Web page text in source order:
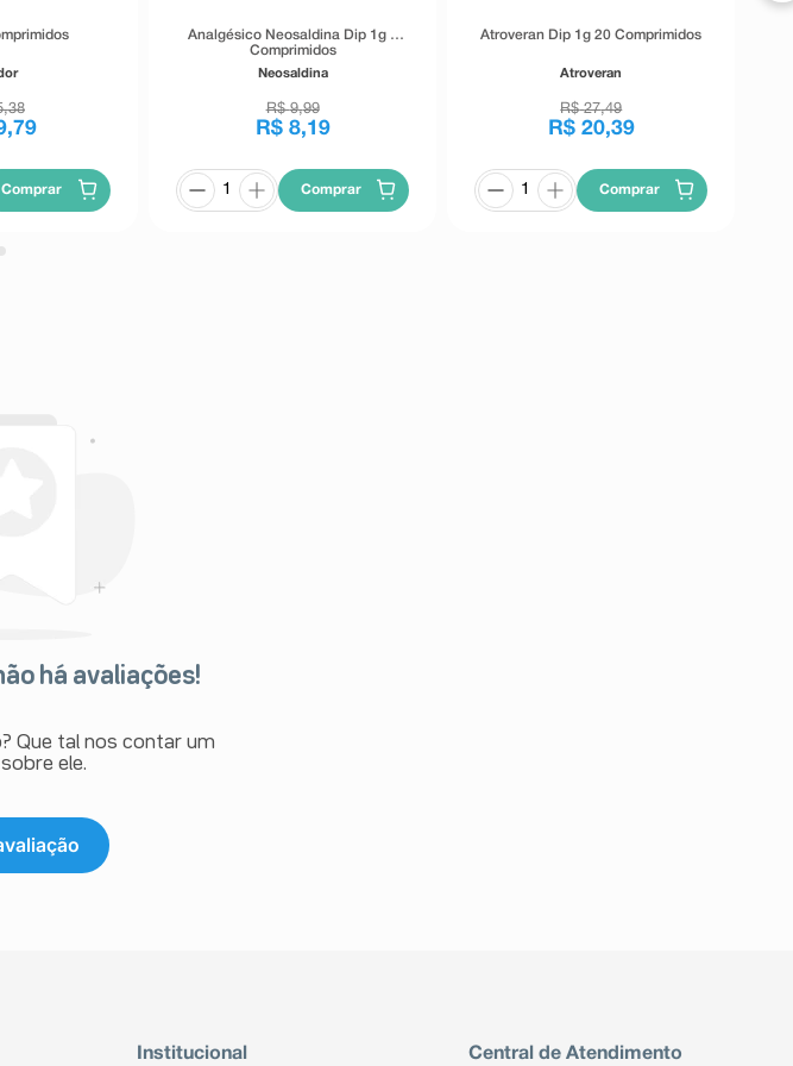
8 Comprimidos
,38
,79
Comprar
Analgésico Neosaldina Dip 1g 4
Comprimidos
Neosaldina
R$ 9,99
R$ 8,19
Comprar
Atroveran Dip 1g 20 Comprimidos
Atroveran
R$ 27,49
R$ 20,39
Comprar
há avaliações!
Que tal nos contar um
ele.
Institucional Central de Atendimento